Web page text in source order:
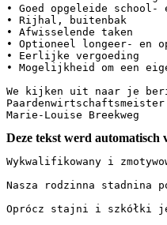
• Goed opgeleide school-
• Rijhal, buitenbak
• Afwisselende taken
• Optioneel longeer- en
• Eerlijke vergoeding
• Mogelijkheid om een
We kijken uit naar je
Paardenwirtschaftsmeister
Marie-Louise Breekweg
Deze tekst werd automatisch
Wykwalifikowany i
Nasza rodzinna stadnina
Oprócz stajni i szkółki